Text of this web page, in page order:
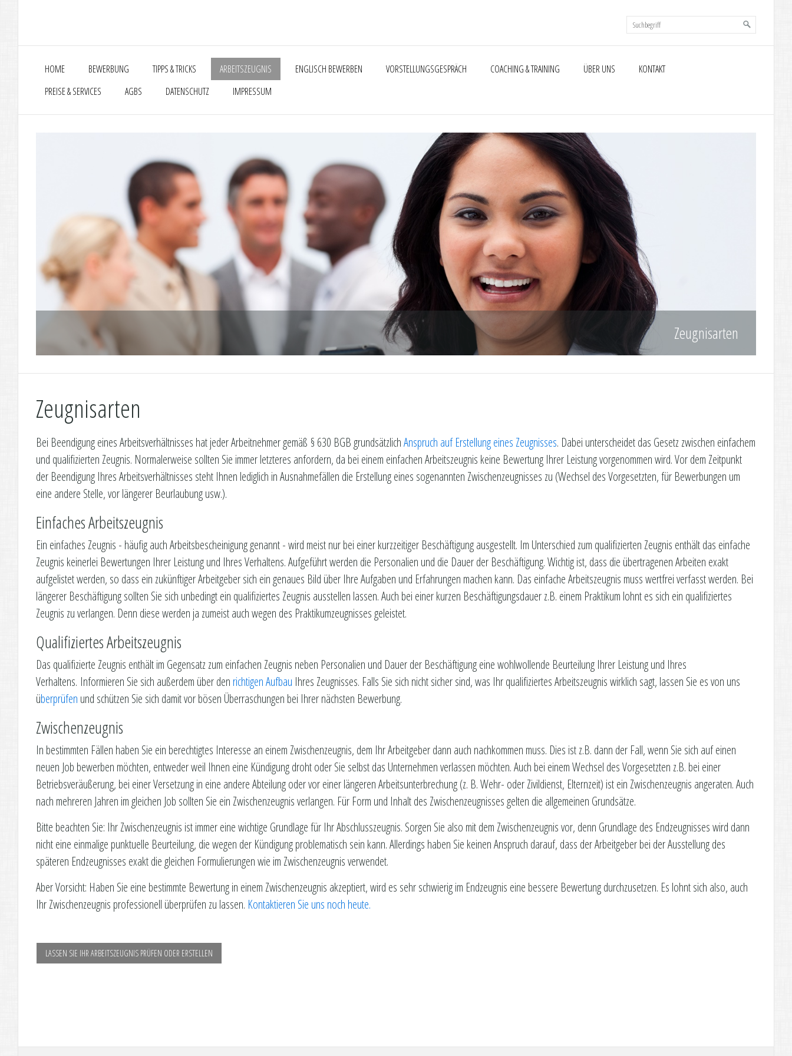
HOME BEWERBUNG TIPPS & TRICKS ARBEITSZEUGNIS ENGLISCH BEWERBEN VORSTELLUNGSGESPRÄCH COACHING & TRAINING ÜBER UNS
KONTAKT
PREISE & SERVICES
AGBS DATENSCHUTZ IMPRESSUM
Zeugnisarten
Zeugnisarten
Bei Beendigung eines Arbeitsverhältnisses hat jeder Arbeitnehmer gemäß § 630 BGB grundsätzlichAnspruch auf Erstellung eines Zeugnisses. Dabei unterscheidet das Gesetz zwischen einfachem
und qualifizierten Zeugnis. Normalerweise sollten Sie immer letzteres anfordern, da bei einem einfachen Arbeitszeugnis keine Bewertung Ihrer Leistung vorgenommen wird. Vor dem Zeitpunkt
der Beendigung Ihres Arbeitsverhältnisses steht Ihnen lediglich in Ausnahmefällen die Erstellung eines sogenannten Zwischenzeugnisses zu (Wechsel des Vorgesetzten, für Bewerbungen um
eine andere Stelle, vor längerer Beurlaubung usw.).
Einfaches Arbeitszeugnis
Ein einfaches Zeugnis - häufig auch Arbeitsbescheinigung genannt - wird meist nur bei einer kurzzeitiger Beschäftigung ausgestellt. Im Unterschied zum qualifizierten Zeugnis enthält das einfache
Zeugnis keinerlei Bewertungen Ihrer Leistung und Ihres Verhaltens. Aufgeführt werden die Personalien und die Dauer der Beschäftigung. Wichtig ist, dass die übertragenen Arbeiten exakt
aufgelistet werden, so dass ein zukünftiger Arbeitgeber sich ein genaues Bild über Ihre Aufgaben und Erfahrungen machen kann. Das einfache Arbeitszeugnis muss wertfrei verfasst werden. Bei
längerer Beschäftigung sollten Sie sich unbedingt ein qualifiziertes Zeugnis ausstellen lassen. Auch bei einer kurzen Beschäftigungsdauer z.B. einem Praktikum lohnt es sich ein qualifiziertes
Zeugnis zu verlangen. Denn diese werden ja zumeist auch wegen des Praktikumzeugnisses geleistet.
Qualifiziertes Arbeitszeugnis
Das qualifizierte Zeugnis enthält im Gegensatz zum einfachen Zeugnis neben Personalien und Dauer der Beschäftigung eine wohlwollende Beurteilung Ihrer Leistung und Ihres
Verhaltens. Informieren Sie sich außerdem über den richtigen Aufbau Ihres Zeugnisses. Falls Sie sich nicht sicher sind, was Ihr qualifiziertes Arbeitszeugnis wirklich sagt, lassen Sie es von uns
überprüfen und schützen Sie sich damit vor bösen Überraschungen bei Ihrer nächsten Bewerbung.
Zwischenzeugnis
In bestimmten Fällen haben Sie ein berechtigtes Interesse an einem Zwischenzeugnis, dem Ihr Arbeitgeber dann auch nachkommen muss. Dies ist z.B. dann der Fall, wenn Sie sich auf einen
neuen Job bewerben möchten, entweder weil Ihnen eine Kündigung droht oder Sie selbst das Unternehmen verlassen möchten. Auch bei einem Wechsel des Vorgesetzten z.B. bei einer
Betriebsveräußerung, bei einer Versetzung in eine andere Abteilung oder vor einer längeren Arbeitsunterbrechung (z. B. Wehr- oder Zivildienst, Elternzeit) ist ein Zwischenzeugnis angeraten. Auch
nach mehreren Jahren im gleichen Job sollten Sie ein Zwischenzeugnis verlangen. Für Form und Inhalt des Zwischenzeugnisses gelten die allgemeinen Grundsätze.
Bitte beachten Sie: Ihr Zwischenzeugnis ist immer eine wichtige Grundlage für Ihr Abschlusszeugnis. Sorgen Sie also mit dem Zwischenzeugnis vor, denn Grundlage des Endzeugnisses wird dann
nicht eine einmalige punktuelle Beurteilung, die wegen der Kündigung problematisch sein kann. Allerdings haben Sie keinen Anspruch darauf, dass der Arbeitgeber bei der Ausstellung des
späteren Endzeugnisses exakt die gleichen Formulierungen wie im Zwischenzeugnis verwendet.
Aber Vorsicht: Haben Sie eine bestimmte Bewertung in einem Zwischenzeugnis akzeptiert, wird es sehr schwierig im Endzeugnis eine bessere Bewertung durchzusetzen. Es lohnt sich also, auch
Ihr Zwischenzeugnis professionell überprüfen zu lassen. Kontaktieren Sie uns noch heute.
LASSEN SIE IHR ARBEITSZEUGNIS PRÜFEN ODER ERSTELLEN